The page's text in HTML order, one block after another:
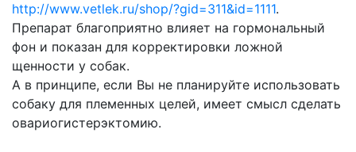
http://www.vetlek.ru/shop/?gid=311&id=1111.
Препарат благоприятно влияет на гормональный
фон и показан для корректировки ложной
щенности у собак.
А в принципе, если Вы не планируйте использовать
собаку для племенных целей, имеет смысл сделать
овариогистерэктомию.